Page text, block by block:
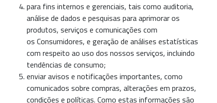
para fins internos e gerenciais, tais como auditoria,
análise de dados e pesquisas para aprimorar os
produtos, serviços e comunicações com
os Consumidores, e geração de análises estatísticas
com respeito ao uso dos nossos serviços, incluindo
tendências de consumo;
enviar avisos e notificações importantes, como
comunicados sobre compras, alterações em prazos,
condições e políticas. Como estas informações são